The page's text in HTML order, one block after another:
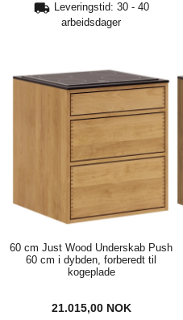
Leveringstid: 30 - 40
arbeidsdager
60 cm Just Wood Underskab Push
60 cm i dybden, forberedt til
kogeplade
21.015,00 NOK